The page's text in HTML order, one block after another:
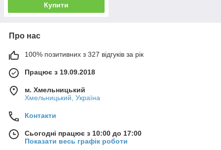
Купити
Про нас
100% позитивних з 327 відгуків за рік
Працює з 19.09.2018
м. Хмельницький
Хмельницький, Україна
Контакти
Сьогодні працює з 10:00 до 17:00
Показати весь графік роботи